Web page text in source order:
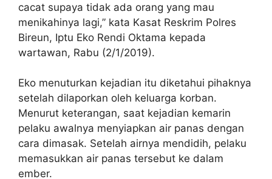
cacat supaya tidak ada orang yang mau
menikahinya lagi,” kata Kasat Reskrim Polres
Bireun, Iptu Eko Rendi Oktama kepada
wartawan, Rabu (2/1/2019).
Eko menuturkan kejadian itu diketahui pihaknya
setelah dilaporkan oleh keluarga korban.
Menurut keterangan, saat kejadian kemarin
pelaku awalnya menyiapkan air panas dengan
cara dimasak. Setelah airnya mendidih, pelaku
memasukkan air panas tersebut ke dalam
ember.